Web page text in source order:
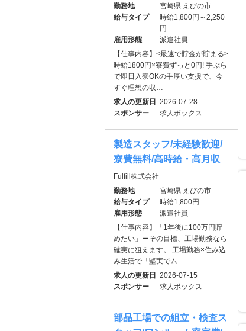
勤務地
宮崎県 えびの市
給与タイプ
時給1,800円～2,250
円
雇用形態
派遣社員
【仕事内容】<最速で貯金が貯まる>
時給1800円×寮費ずっと0円! 手ぶら
で即日入寮OKの手厚い支援で、今
すぐ理想の収…
求人の更新日
2026-07-28
スポンサー
求人ボックス
製造スタッフ/未経験歓迎/
寮費無料/高時給・高月収
Fulfill株式会社
勤務地
宮崎県 えびの市
給与タイプ
時給1,800円
雇用形態
派遣社員
【仕事内容】「1年後に100万円貯
めたい」ーその目標、工場勤務なら
確実に狙えます。 工場勤務×住み込
み生活で「堅実でム…
求人の更新日
2026-07-15
スポンサー
求人ボックス
部品工場での組立・検査ス